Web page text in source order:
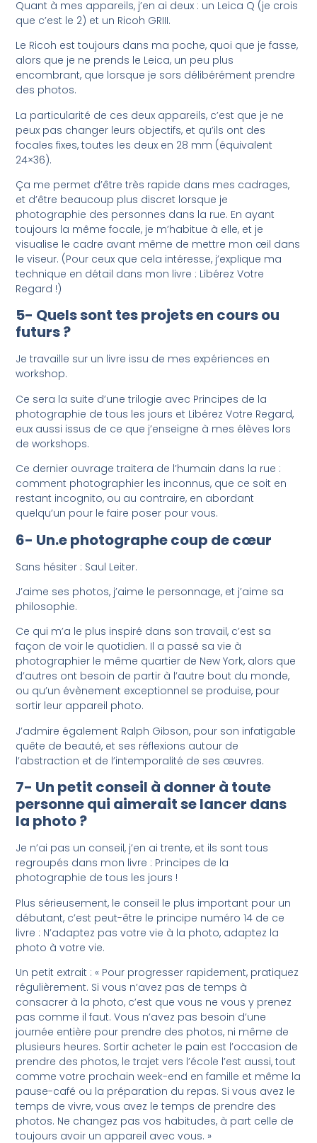
Quant à mes appareils, j’en ai deux : un Leica Q (je crois
que c’est le 2) et un Ricoh GRIII.
Le Ricoh est toujours dans ma poche, quoi que je fasse,
alors que je ne prends le Leica, un peu plus
encombrant, que lorsque je sors délibérément prendre
des photos.
La particularité de ces deux appareils, c’est que je ne
peux pas changer leurs objectifs, et qu’ils ont des
focales fixes, toutes les deux en 28 mm (équivalent
24×36).
Ça me permet d’être très rapide dans mes cadrages,
et d’être beaucoup plus discret lorsque je
photographie des personnes dans la rue. En ayant
toujours la même focale, je m’habitue à elle, et je
visualise le cadre avant même de mettre mon œil dans
le viseur. (Pour ceux que cela intéresse, j’explique ma
technique en détail dans mon livre : Libérez Votre
Regard !)
5- Quels sont tes projets en cours ou
futurs ?
Je travaille sur un livre issu de mes expériences en
workshop.
Ce sera la suite d’une trilogie avec Principes de la
photographie de tous les jours et Libérez Votre Regard,
eux aussi issus de ce que j’enseigne à mes élèves lors
de workshops.
Ce dernier ouvrage traitera de l’humain dans la rue :
comment photographier les inconnus, que ce soit en
restant incognito, ou au contraire, en abordant
quelqu’un pour le faire poser pour vous.
6- Un.e photographe coup de cœur
Sans hésiter : Saul Leiter.
J’aime ses photos, j’aime le personnage, et j’aime sa
philosophie.
Ce qui m’a le plus inspiré dans son travail, c’est sa
façon de voir le quotidien. Il a passé sa vie à
photographier le même quartier de New York, alors que
d’autres ont besoin de partir à l’autre bout du monde,
ou qu’un évènement exceptionnel se produise, pour
sortir leur appareil photo.
J’admire également Ralph Gibson, pour son infatigable
quête de beauté, et ses réflexions autour de
l’abstraction et de l’intemporalité de ses œuvres.
7- Un petit conseil à donner à toute
personne qui aimerait se lancer dans
la photo ?
Je n’ai pas un conseil, j’en ai trente, et ils sont tous
regroupés dans mon livre : Principes de la
photographie de tous les jours !
Plus sérieusement, le conseil le plus important pour un
débutant, c’est peut-être le principe numéro 14 de ce
livre : N’adaptez pas votre vie à la photo, adaptez la
photo à votre vie.
Un petit extrait : « Pour progresser rapidement, pratiquez
régulièrement. Si vous n’avez pas de temps à
consacrer à la photo, c’est que vous ne vous y prenez
pas comme il faut. Vous n’avez pas besoin d’une
journée entière pour prendre des photos, ni même de
plusieurs heures. Sortir acheter le pain est l’occasion de
prendre des photos, le trajet vers l’école l’est aussi, tout
comme votre prochain week-end en famille et même la
pause-café ou la préparation du repas. Si vous avez le
temps de vivre, vous avez le temps de prendre des
photos. Ne changez pas vos habitudes, à part celle de
toujours avoir un appareil avec vous. »